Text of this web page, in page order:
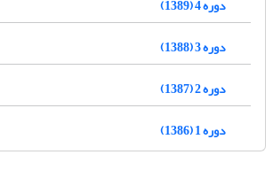
دوره 4 (1389)
دوره 3 (1388)
دوره 2 (1387)
دوره 1 (1386)